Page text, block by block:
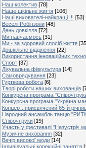
Наш колектив [78]
Наше шкільне життя [106]
Наші вихователі-найкращі !!! [53]
Веселі Робінзони [48]
День довкілля [72]
Ми навчаємось [31]
Ми - за здоровий спосіб життя
Дошкільне відділення [22]
Використання інноваційних
Спорт [37]
Лікувальна фізкультура [14]
Самоврядування [23]
Гурткова робота [6]
Творі роботи наших вихованців
Конкурсна програма "Співочі
Конкурсна програма "Україна
Концерт, присвячений 65-й
Народний ансамбль танцю
Співочі руки [19]
Участь у фестивалі "Назустріч
Музичне виховання [32]
Вечір високої моди [14]
Індивідуальні корекційні заняття